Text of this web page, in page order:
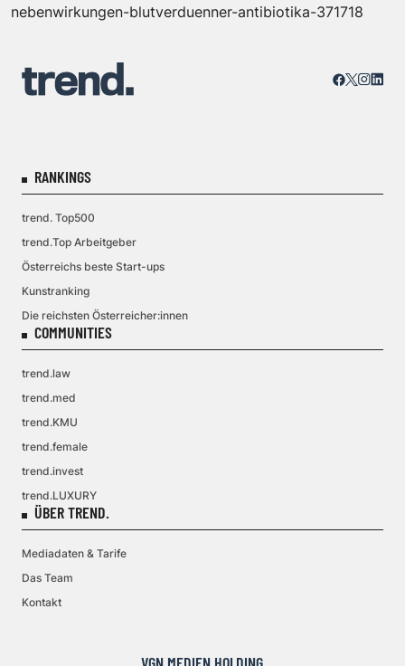
nebenwirkungen-blutverduenner-antibiotika-371718
RANKINGS
trend. Top500
trend.Top Arbeitgeber
Österreichs beste Start-ups
Kunstranking
Die reichsten Österreicher:innen
COMMUNITIES
trend.law
trend.med
trend.KMU
trend.female
trend.invest
trend.LUXURY
ÜBER TREND.
Mediadaten & Tarife
Das Team
Kontakt